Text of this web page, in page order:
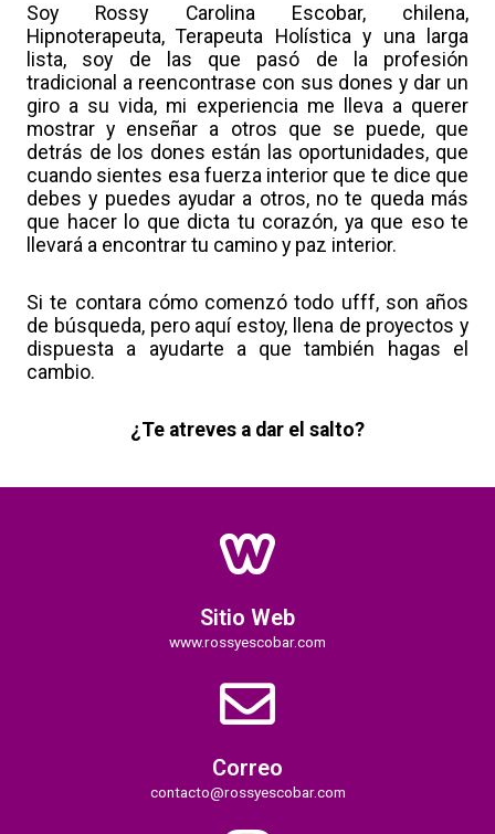
Soy Rossy Carolina Escobar, chilena,
Hipnoterapeuta, Terapeuta Holística y una larga
lista, soy de las que pasó de la profesión
tradicional a reencontrase con sus dones y dar un
giro a su vida, mi experiencia me lleva a querer
mostrar y enseñar a otros que se puede, que
detrás de los dones están las oportunidades, que
cuando sientes esa fuerza interior que te dice que
debes y puedes ayudar a otros, no te queda más
que hacer lo que dicta tu corazón, ya que eso te
llevará a encontrar tu camino y paz interior.
Si te contara cómo comenzó todo ufff, son años
de búsqueda, pero aquí estoy, llena de proyectos y
dispuesta a ayudarte a que también hagas el
cambio.
¿Te atreves a dar el salto?
Sitio Web
www.rossyescobar.com
Correo
contacto@rossyescobar.com